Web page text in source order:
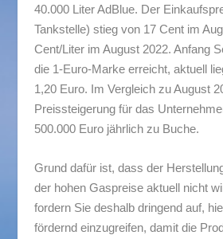
40.000 Liter AdBlue. Der
Tankstelle) stieg von 17 Cent im
Cent/Liter im August 2022. Anfang
die 1-Euro-Marke erreicht, aktuell
1,20 Euro. Im Vergleich zu August
Preissteigerung für das
500.000 Euro jährlich zu Buche.
Grund dafür ist, dass der
der hohen Gaspreise aktuell nicht
fordern Sie deshalb dringend auf,
fördernd einzugreifen, damit die